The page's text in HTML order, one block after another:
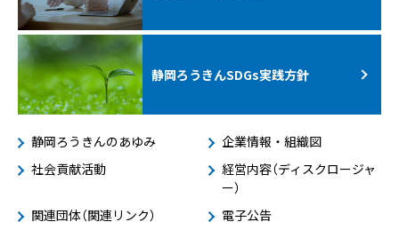
静岡ろうきんSDGs実践方針
静岡ろうきんのあゆみ
企業情報・組織図
社会貢献活動
経営内容（ディスクロージャ
ー）
関連団体（関連リンク）
電子公告